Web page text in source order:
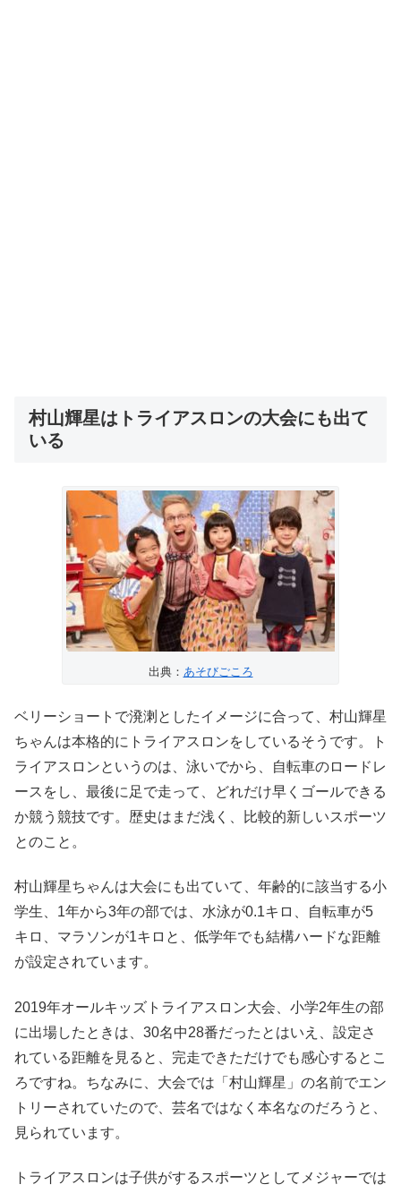
村山輝星はトライアスロンの大会にも出て
いる
出典： あそびごころ
ベリーショートで溌溂としたイメージに合って、村山輝星
ちゃんは本格的にトライアスロンをしているそうです。ト
ライアスロンというのは、泳いでから、自転車のロードレ
ースをし、最後に足で走って、どれだけ早くゴールできる
か競う競技です。歴史はまだ浅く、比較的新しいスポーツ
とのこと。
村山輝星ちゃんは大会にも出ていて、年齢的に該当する小
学生、1年から3年の部では、水泳が0.1キロ、自転車が5
キロ、マラソンが1キロと、低学年でも結構ハードな距離
が設定されています。
2019年オールキッズトライアスロン大会、小学2年生の部
に出場したときは、30名中28番だったとはいえ、設定さ
れている距離を見ると、完走できただけでも感心するとこ
ろですね。ちなみに、大会では「村山輝星」の名前でエン
トリーされていたので、芸名ではなく本名なのだろうと、
見られています。
トライアスロンは子供がするスポーツとしてメジャーでは